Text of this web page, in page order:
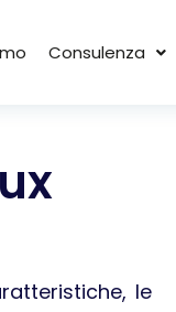
Consulenza
le